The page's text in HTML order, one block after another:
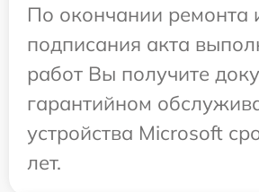
По окончании ремонта
подписания акта
работ Вы получите
гарантийном
устройства Microsoft
лет.